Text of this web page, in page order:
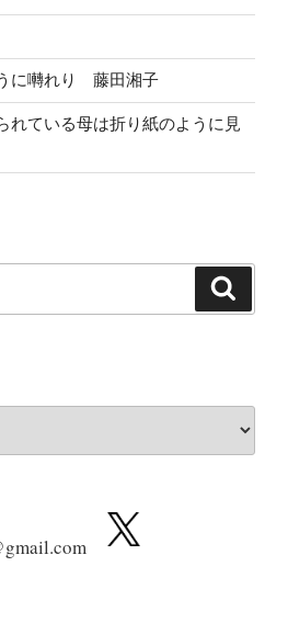
に囀れり 藤田湘子
れている母は折り紙のように見